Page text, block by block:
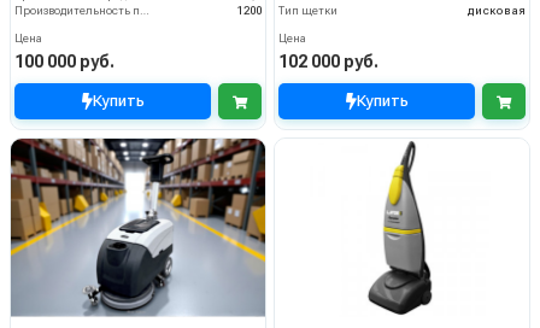
Производительность по площади (м2/ч)
1200
Цена
100 000 руб.
Купить
Тип щетки
дисковая
Цена
102 000 руб.
Купить